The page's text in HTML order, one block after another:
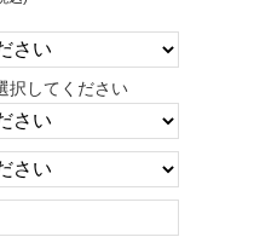
択してください